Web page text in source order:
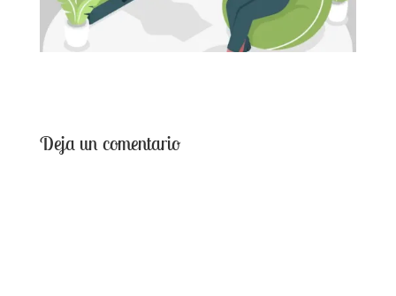
Deja un comentario